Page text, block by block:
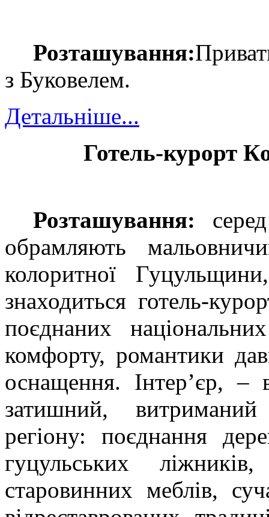
Розташування:
з Буковелем.
Детальніше...
Готель-курорт К
Розташування:
обрамляють
колоритної
знаходиться готель-
поєднаних
комфорту, романтики
оснащення. Інтер’єр,
затишний,
регіону: поєднання
гуцульських
старовинних меблів,